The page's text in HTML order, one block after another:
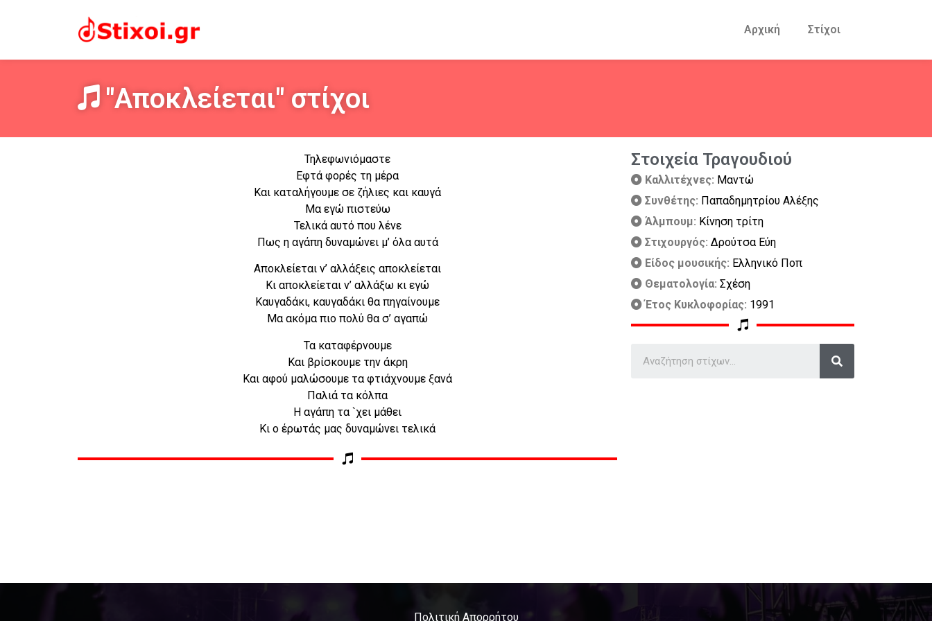
Αρχική Στίχοι
"Αποκλείεται" στίχοι
Τηλεφωνιόμαστε
Εφτά φορές τη μέρα
Και καταλήγουμε σε ζήλιες και καυγά
Μα εγώ πιστεύω
Τελικά αυτό που λένε
Πως η αγάπη δυναμώνει μ’ όλα αυτά
Αποκλείεται ν’ αλλάξεις αποκλείεται
Κι αποκλείεται ν’ αλλάξω κι εγώ
Καυγαδάκι, καυγαδάκι θα πηγαίνουμε
Μα ακόμα πιο πολύ θα σ’ αγαπώ
Τα καταφέρνουμε
Και βρίσκουμε την άκρη
Και αφού μαλώσουμε τα φτιάχνουμε ξανά
Παλιά τα κόλπα
Η αγάπη τα `χει μάθει
Κι ο έρωτάς μας δυναμώνει τελικά
Στοιχεία Τραγουδιού
Καλλιτέχνες: Μαντώ
Συνθέτης: Παπαδημητρίου Αλέξης
Άλμπουμ: Κίνηση τρίτη
Στιχουργός: Δρούτσα Εύη
Είδος μουσικής: Ελληνικό Ποπ
Θεματολογία: Σχέση
Έτος Κυκλοφορίας: 1991
Πολιτική Απορρήτου